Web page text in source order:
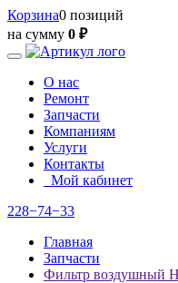
Корзина0 позиций
на сумму 0 ₽
О нас
Ремонт
Запчасти
Компаниям
Услуги
Контакты
Мой кабинет
228−74−33
Главная
Запчасти
Фильтр воздушный